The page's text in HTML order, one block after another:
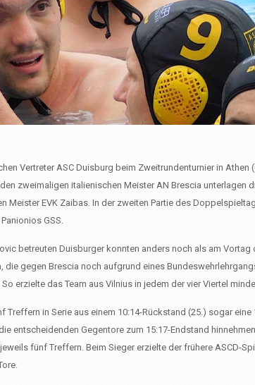
Vertreter ASC Duisburg beim Zweitrundenturnier in
zweimaligen italienischen Meister AN Brescia
Meister EVK Zaibas. In der zweiten Partie des
GSS.
betreuten Duisburger konnten anders noch als am
gegen Brescia noch aufgrund eines
erzielte das Team aus Vilnius in jedem der vier Viertel
in Serie aus einem 10:14-Rückstand (25.) sogar
entscheidenden Gegentore zum 15:17-Endstand
fünf Treffern. Beim Sieger erzielte der frühere ASCD-